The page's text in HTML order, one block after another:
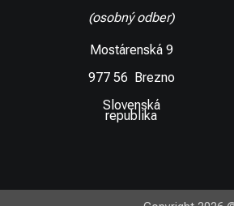
(osobný odber)
Mostárenská 9
977 56 Brezno
Slovenská
republika